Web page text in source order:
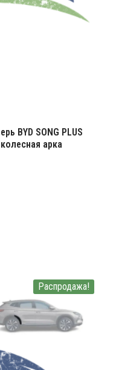
BYD SONG PLUS
арка
Распродажа!